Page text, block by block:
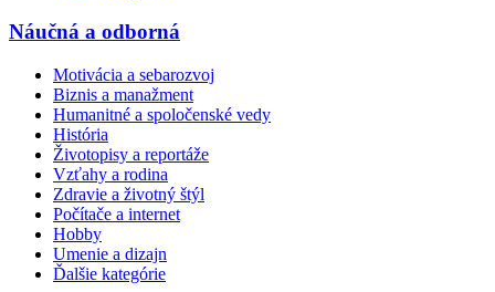
Náučná a odborná
Motivácia a sebarozvoj
Biznis a manažment
Humanitné a spoločenské vedy
História
Životopisy a reportáže
Vzťahy a rodina
Zdravie a životný štýl
Počítače a internet
Hobby
Umenie a dizajn
Ďalšie kategórie